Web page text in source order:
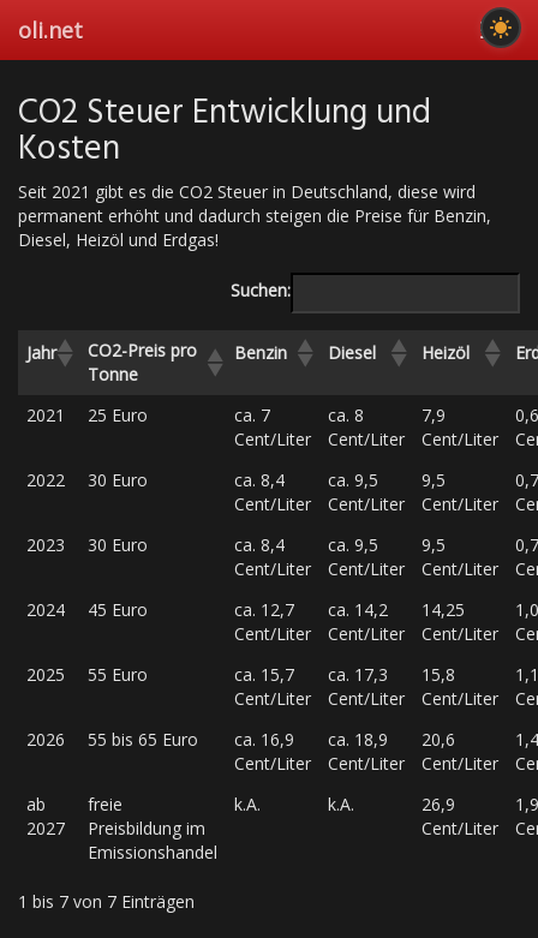
main
oli.net
CO2 Steuer Entwicklung und
Kosten
Seit 2021 gibt es die CO2 Steuer in Deutschland, diese wird
permanent erhöht und dadurch steigen die Preise für Benzin,
Diesel, Heizöl und Erdgas!
Suchen:
Jahr
CO2-Preis pro
Tonne
Benzin Diesel Heizöl
2021 25 Euro
ca. 7
Cent/Liter
ca. 8
Cent/Liter
7,9
Cent/Liter
0,6
2022
30 Euro
ca. 8,4
Cent/Liter
ca. 9,5
Cent/Liter
9,5
Cent/Liter
0,7
2023
30 Euro
ca. 8,4
Cent/Liter
ca. 9,5
Cent/Liter
9,5
Cent/Liter
0,7
2024
45 Euro
ca. 12,7
Cent/Liter
ca. 14,2
Cent/Liter
14,25
Cent/Liter
2025
55 Euro
ca. 15,7
Cent/Liter
ca. 17,3
Cent/Liter
15,8
Cent/Liter
2026
55 bis 65 Euro
ca. 16,9
Cent/Liter
ca. 18,9
Cent/Liter
20,6
Cent/Liter
1,4
ab
2027
freie
Preisbildung im
Emissionshandel
k.A. k.A.
26,9
Cent/Liter
1 bis 7 von 7 Einträgen